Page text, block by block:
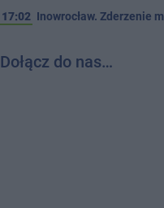
17:02 Inowrocław. Zderzenie
Dołącz do nas…